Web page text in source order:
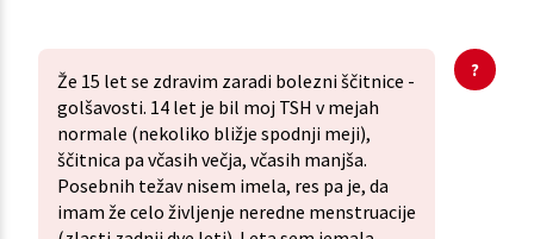
Že 15 let se zdravim zaradi bolezni ščitnice -
golšavosti. 14 let je bil moj TSH v mejah
normale (nekoliko bližje spodnji meji),
ščitnica pa včasih večja, včasih manjša.
Posebnih težav nisem imela, res pa je, da
imam že celo življenje neredne menstruacije